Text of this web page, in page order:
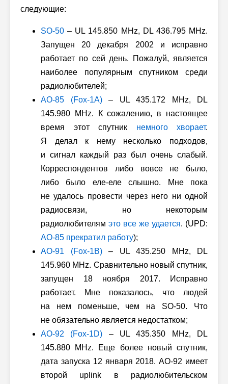
следующие:
SO-50 – UL 145.850 MHz, DL 436.795 MHz.
Запущен 20 декабря 2002 и исправно
работает по сей день. Пожалуй, является
наиболее популярным спутником среди
радиолюбителей;
AO-85 (Fox-1A)– UL 435.172 MHz, DL
145.980 MHz. К сожалению, в настоящее
время этот спутник немного хворает.
Я делал к нему несколько подходов,
и сигнал каждый раз был очень слабый.
Корреспондентов либо вовсе не было,
либо было еле-еле слышно. Мне пока
не удалось провести через него ни одной
радиосвязи, но некоторым
радиолюбителям это все же удается. (UPD:
AO-85 прекратил работу);
AO-91 (Fox-1B)– UL 435.250 MHz, DL
145.960 MHz. Сравнительно новый спутник,
запущен 18 ноября 2017. Исправно
работает. Мне показалось, что людей
на нем поменьше, чем на SO-50. Что
не обязательно является недостатком;
AO-92 (Fox-1D) – UL 435.350 MHz, DL
145.880 MHz. Еще более новый спутник,
дата запуска 12 января 2018. AO-92 имеет
второй uplink в радиолюбительском